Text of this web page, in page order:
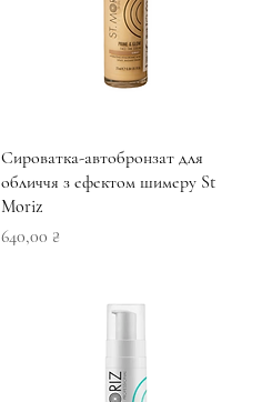
Швидкий перегляд
Сироватка-автобронзат для
обличчя з ефектом шимеру St
Moriz
Ціна
640,00 ₴